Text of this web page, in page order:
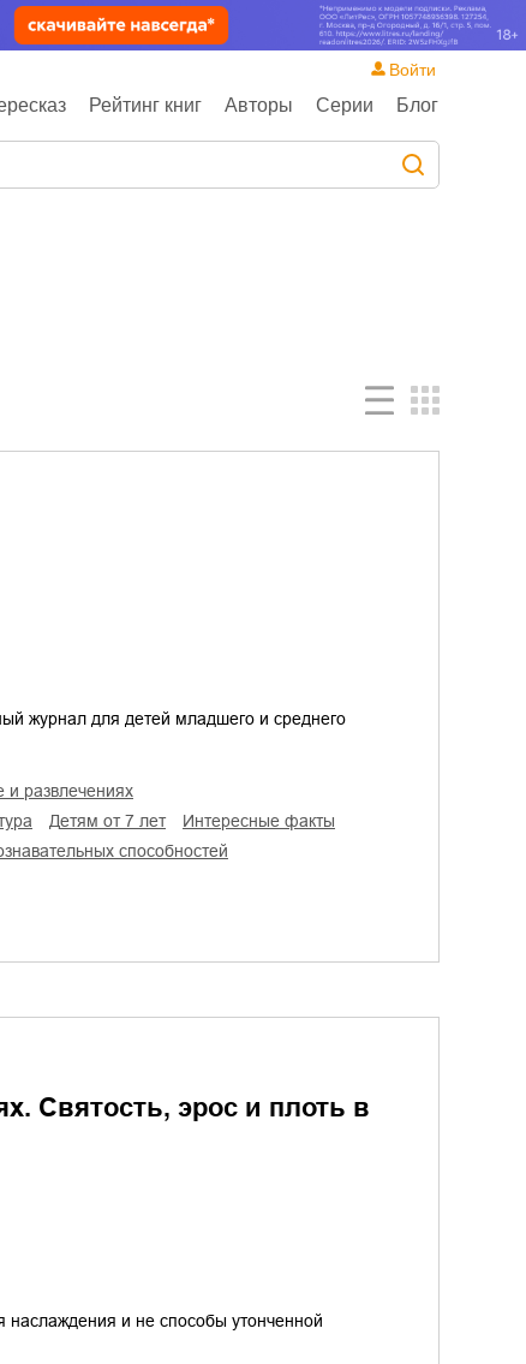
Рейтинг книг Авторы Серии Блог
Войти
журнал для детей младшего и среднего
и развлечениях
детям от 7 лет
интересные факты
способностей
Святость, эрос и плоть в
наслаждения и не способы утонченной